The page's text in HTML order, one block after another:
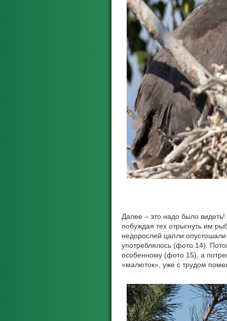
Далее – это надо было
побуждая тех отрыгнуть им
недорослей цапли
употреблялось (фото 14).
особенному (фото 15), а
«малюток», уже с трудом